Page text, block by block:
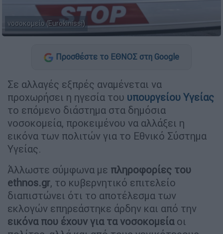
νοσοκομείο (Eurokinissi)
Προσθέστε το ΕΘΝΟΣ στη Google
Σε αλλαγές εξπρές αναμένεται να
προχωρήσει η ηγεσία του υπουργείου Υγείας
το επόμενο διάστημα στα δημόσια
νοσοκομεία, προκειμένου να αλλάξει η
εικόνα των πολιτών για το Εθνικό Σύστημα
Υγείας.
Άλλωστε σύμφωνα με πληροφορίες του
ethnos.gr, το κυβερνητικό επιτελείο
διαπιστώνει ότι το αποτέλεσμα των
εκλογών επηρεάστηκε άρδην και από την
εικόνα που έχουν για τα νοσοκομείαοι